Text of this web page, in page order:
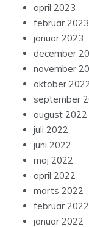
april 2023
februar 2023
januar 2023
december
november
oktober
september
august 2022
juli 2022
juni 2022
maj 2022
april 2022
marts 2022
februar 2022
januar 2022